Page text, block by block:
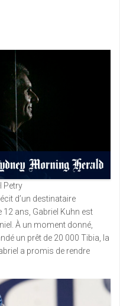
Petry
d’un destinataire
12 ans, Gabriel Kuhn est
À un moment donné,
un prêt de 20 000 Tibia, la
a promis de rendre